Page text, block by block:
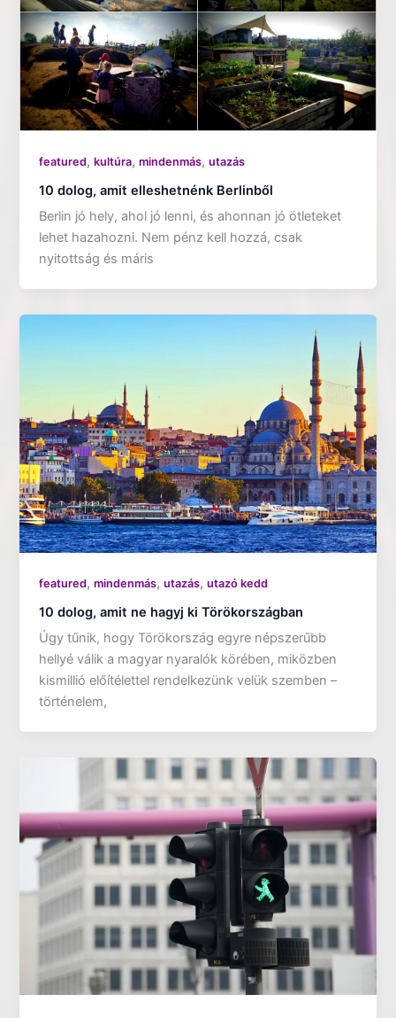
featured,kultúra,mindenmás,utazás
10 dolog, amit elleshetnénk Berlinből
Berlin jó hely, ahol jó lenni, és ahonnan jó ötleteket
lehet hazahozni. Nem pénz kell hozzá, csak
nyitottság és máris
featured,mindenmás,utazás,utazó kedd
10 dolog, amit ne hagyj ki Törökországban
Úgy tűnik, hogy Törökország egyre népszerűbb
hellyé válik a magyar nyaralók körében, miközben
kismillió előítélettel rendelkezünk velük szemben –
történelem,